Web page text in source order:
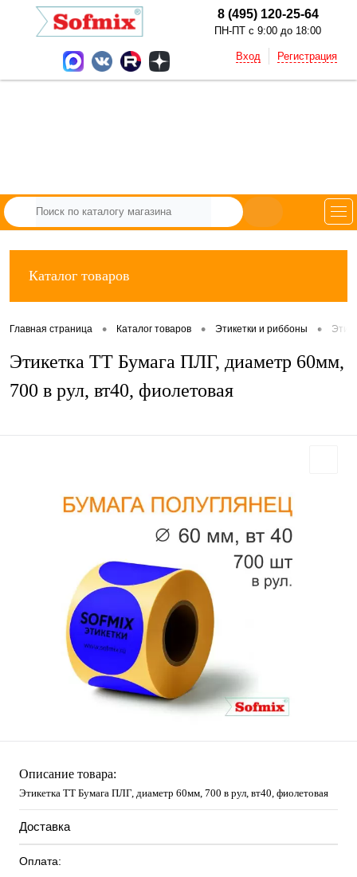
8 (495) 120-25-64
ПН-ПТ с 9:00 до 18:00
Вход Регистрация
Каталог товаров
Главная страница • Каталог товаров • Этикетки и риббоны •
Этикетка ТТ Бумага ПЛГ, диаметр 60мм,
700 в рул, вт40, фиолетовая
Описание товара:
Этикетка ТТ Бумага ПЛГ, диаметр 60мм, 700 в рул, вт40, фиолетовая
Доставка
Оплата: